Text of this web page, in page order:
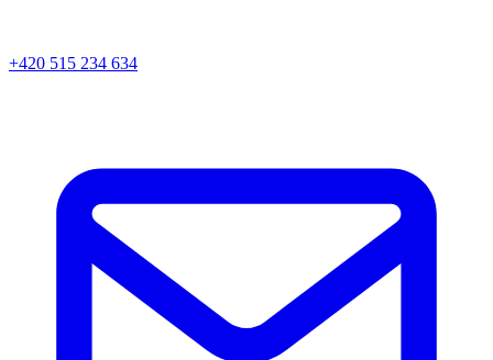
+420 515 234 634